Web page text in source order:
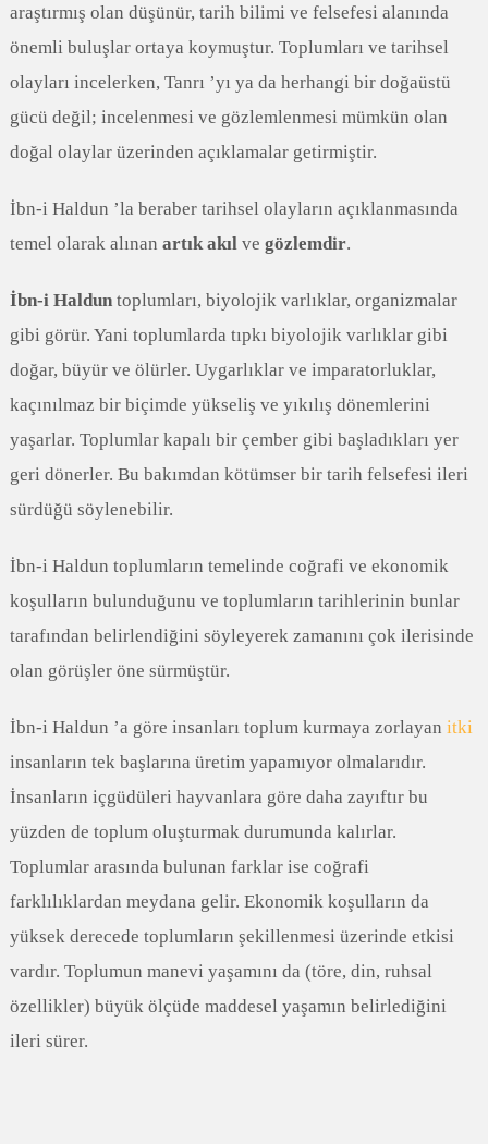
araştırmış olan düşünür, tarih bilimi ve felsefesi alanında
önemli buluşlar ortaya koymuştur. Toplumları ve tarihsel
olayları incelerken, Tanrı ’yı ya da herhangi bir doğaüstü
gücü değil; incelenmesi ve gözlemlenmesi mümkün olan
doğal olaylar üzerinden açıklamalar getirmiştir.
İbn-i Haldun ’la beraber tarihsel olayların açıklanmasında
temel olarak alınan artık akıl ve gözlemdir.
İbn-i Halduntoplumları, biyolojik varlıklar, organizmalar
gibi görür. Yani toplumlarda tıpkı biyolojik varlıklar gibi
doğar, büyür ve ölürler. Uygarlıklar ve imparatorluklar,
kaçınılmaz bir biçimde yükseliş ve yıkılış dönemlerini
yaşarlar. Toplumlar kapalı bir çember gibi başladıkları yer
geri dönerler. Bu bakımdan kötümser bir tarih felsefesi ileri
sürdüğü söylenebilir.
İbn-i Haldun toplumların temelinde coğrafi ve ekonomik
koşulların bulunduğunu ve toplumların tarihlerinin bunlar
tarafından belirlendiğini söyleyerek zamanını çok ilerisinde
olan görüşler öne sürmüştür.
İbn-i Haldun ’a göre insanları toplum kurmaya zorlayan itki
insanların tek başlarına üretim yapamıyor olmalarıdır.
İnsanların içgüdüleri hayvanlara göre daha zayıftır bu
yüzden de toplum oluşturmak durumunda kalırlar.
Toplumlar arasında bulunan farklar ise coğrafi
farklılıklardan meydana gelir. Ekonomik koşulların da
yüksek derecede toplumların şekillenmesi üzerinde etkisi
vardır. Toplumun manevi yaşamını da (töre, din, ruhsal
özellikler) büyük ölçüde maddesel yaşamın belirlediğini
ileri sürer.